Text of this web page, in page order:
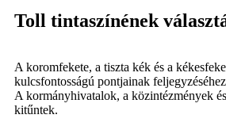
Toll tintaszínének
A koromfekete, a tiszta kék és a
kulcsfontosságú pontjainak
A kormányhivatalok, a közintézmények
kitűntek.